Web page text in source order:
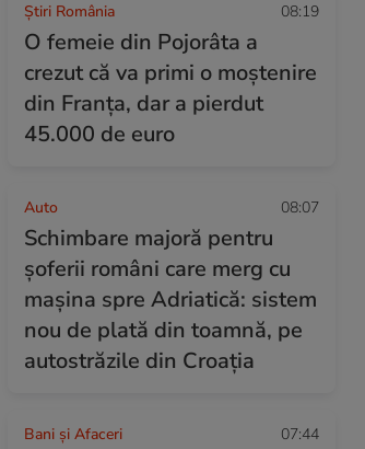
Știri România 08:19
O femeie din Pojorâta a
crezut că va primi o moștenire
din Franța, dar a pierdut
45.000 de euro
Auto 08:07
Schimbare majoră pentru
șoferii români care merg cu
mașina spre Adriatică: sistem
nou de plată din toamnă, pe
autostrăzile din Croația
Bani și Afaceri 07:44